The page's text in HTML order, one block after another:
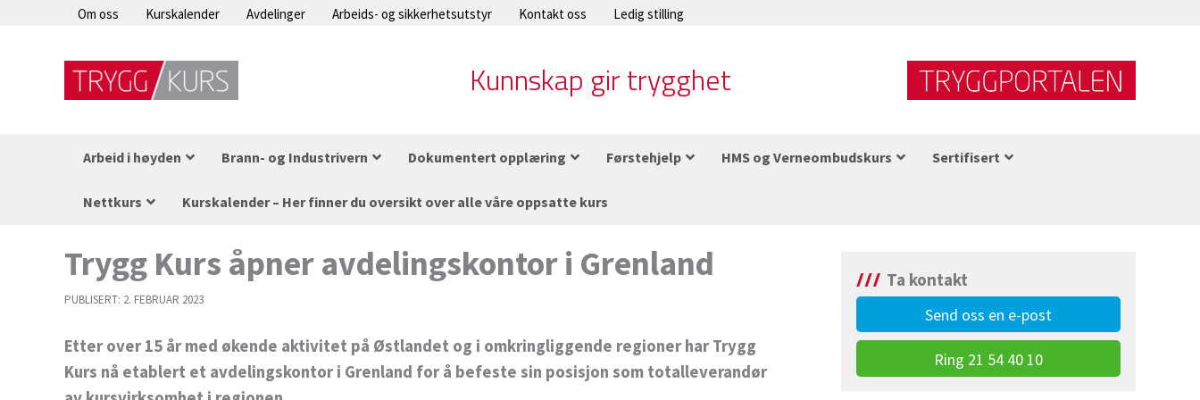
Om oss Kurskalender Avdelinger Arbeids- og sikkerhetsutstyr Kontakt oss Ledig stilling
Kunnskap gir trygghet
Arbeid i høyden Brann- og Industrivern Dokumentert opplæring Førstehjelp HMS og Verneombudskurs Sertifisert
Nettkurs Kurskalender – Her finner du oversikt over alle våre oppsatte kurs
Trygg Kurs åpner avdelingskontor i Grenland
PUBLISERT: 2. FEBRUAR 2023
Etter over 15 år med økende aktivitet på Østlandet og i omkringliggende regioner har Trygg
Kurs nå etablert et avdelingskontor i Grenland for å befeste sin posisjon som totalleverandør
Ta kontakt
Send oss en e-post
Ring 21 54 40 10